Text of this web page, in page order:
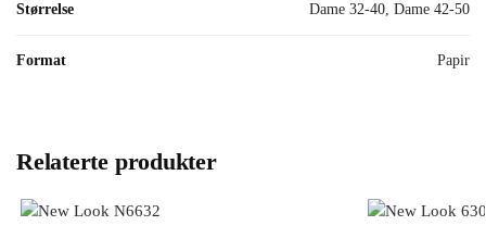
Størrelse Dame 32-40, Dame 42-50
Format Papir
Relaterte produkter